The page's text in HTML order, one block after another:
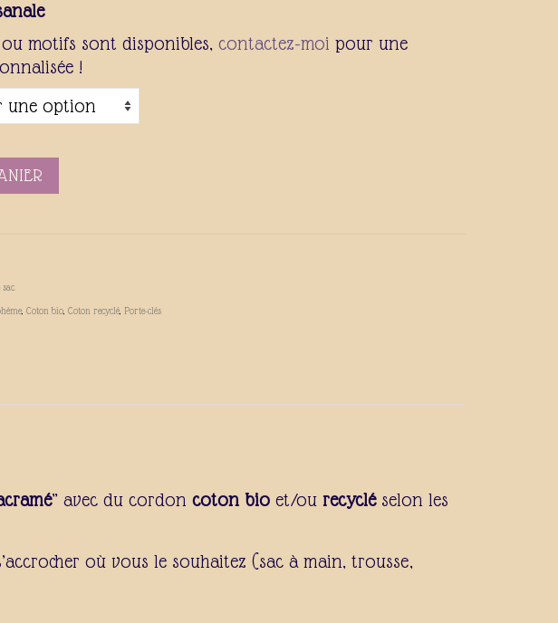
motifs sont disponibles, contactez-moi pour une
!
, Coton bio, Coton recyclé, Porte-clés
” avec du cordon coton bio et/ou recycléselon les
où vous le souhaitez (sac à main, trousse,